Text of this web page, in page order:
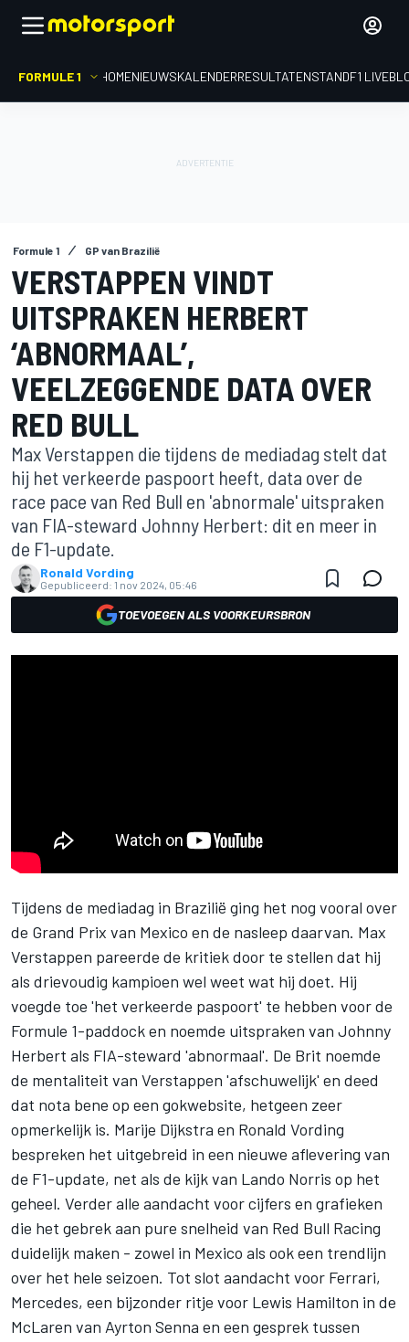
FORMULE 1 HOMENIEUWSKALENDERRESULTATENSTANDF1
Formule 1 GP van Brazilië
VERSTAPPEN VINDT
UITSPRAKEN HERBERT
‘ABNORMAAL’,
VEELZEGGENDE DATA OVER
RED BULL
Max Verstappen die tijdens de mediadag stelt dat
hij het verkeerde paspoort heeft, data over de
race pace van Red Bull en 'abnormale' uitspraken
van FIA-steward Johnny Herbert: dit en meer in
de F1-update.
Ronald Vording
Gepubliceerd: 1 nov 2024, 05:46
TOEVOEGEN ALS VOORKEURSBRON
Tijdens de mediadag in Brazilië ging het nog vooral over
de Grand Prix van Mexico en de nasleep daarvan. Max
Verstappen pareerde de kritiek door te stellen dat hij
als drievoudig kampioen wel weet wat hij doet. Hij
voegde toe 'het verkeerde paspoort' te hebben voor de
Formule 1-paddock en noemde uitspraken van Johnny
Herbert als FIA-steward 'abnormaal'. De Brit noemde
de mentaliteit van Verstappen 'afschuwelijk' en deed
dat nota bene op een gokwebsite, hetgeen zeer
opmerkelijk is. Marije Dijkstra en Ronald Vording
bespreken het uitgebreid in een nieuwe aflevering van
de F1-update, net als de kijk van Lando Norris op het
geheel. Verder alle aandacht voor cijfers en grafieken
die het gebrek aan pure snelheid van Red Bull Racing
duidelijk maken - zowel in Mexico als ook een trendlijn
over het hele seizoen. Tot slot aandacht voor Ferrari,
Mercedes, een bijzonder ritje voor Lewis Hamilton in de
McLaren van Ayrton Senna en een gesprek tussen